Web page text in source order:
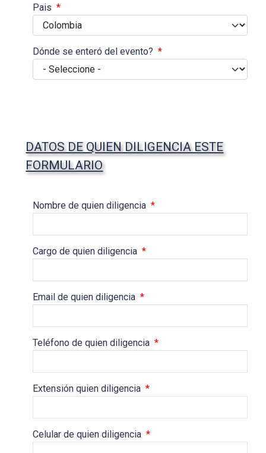
Pais *
Dónde se enteró del evento? *
DATOS DE QUIEN DILIGENCIA ESTE
FORMULARIO
Nombre de quien diligencia *
Cargo de quien diligencia *
Email de quien diligencia *
Teléfono de quien diligencia *
Extensión quien diligencia *
Celular de quien diligencia *